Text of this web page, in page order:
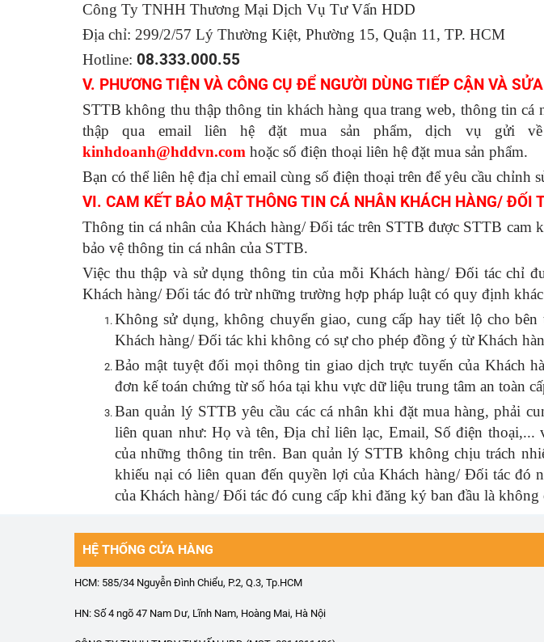
Công Ty TNHH Thương Mại Dịch Vụ Tư Vấn HDD
Địa chỉ: 299/2/57 Lý Thường Kiệt, Phường 15, Quận 11, TP. HCM
Hotline: 08.333.000.55
V. PHƯƠNG TIỆN VÀ CÔNG CỤ ĐỂ NGƯỜI DÙNG TIẾP CẬN VÀ
STTB không thu thập thông tin khách hàng qua trang web, thông tin cá
thập qua email liên hệ đặt mua sản phẩm, dịch vụ gửi
kinhdoanh@hddvn.com hoặc số điện thoại liên hệ đặt mua sản phẩm.
Bạn có thể liên hệ địa chỉ email cùng số điện thoại trên để yêu cầu chỉnh
VI. CAM KẾT BẢO MẬT THÔNG TIN CÁ NHÂN KHÁCH HÀNG/ ĐỐI
Thông tin cá nhân của Khách hàng/ Đối tác trên STTB được STTB cam
bảo vệ thông tin cá nhân của STTB.
Việc thu thập và sử dụng thông tin của mỗi Khách hàng/ Đối tác chỉ
Khách hàng/ Đối tác đó trừ những trường hợp pháp luật có quy định
Không sử dụng, không chuyển giao, cung cấp hay tiết lộ cho
Khách hàng/ Đối tác khi không có sự cho phép đồng ý từ Khách
Bảo mật tuyệt đối mọi thông tin giao dịch trực tuyến của Khách
đơn kế toán chứng từ số hóa tại khu vực dữ liệu trung tâm an toàn
Ban quản lý STTB yêu cầu các cá nhân khi đặt mua hàng, phải
liên quan như: Họ và tên, Địa chỉ liên lạc, Email, Số điện thoại,...
của những thông tin trên. Ban quản lý STTB không chịu trách
khiếu nại có liên quan đến quyền lợi của Khách hàng/ Đối tác đó
của Khách hàng/ Đối tác đó cung cấp khi đăng ký ban đầu là không
HỆ THỐNG CỬA HÀNG
HCM: 585/34 Nguyễn Đình Chiểu, P.2, Q.3, Tp.HCM
HN: Số 4 ngõ 47 Nam Dư, Lĩnh Nam, Hoàng Mai, Hà Nội